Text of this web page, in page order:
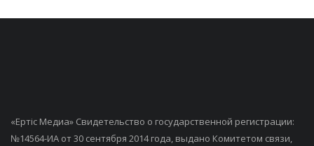
«Ертiс Медиа» Свидетельство о государственной регистрации:
№14564-ИА от 30 сентября 2014 года, выдано Комитетом связи,